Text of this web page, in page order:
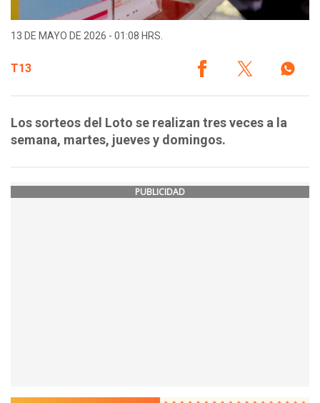
13 DE MAYO DE 2026 - 01:08 HRS.
T13
Los sorteos del Loto se realizan tres veces a la
semana, martes, jueves y domingos.
PUBLICIDAD